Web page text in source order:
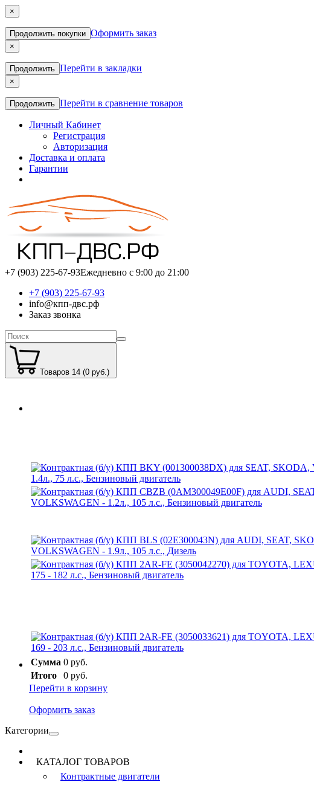
×
Продолжить покупки Оформить заказ
×
Продолжить Перейти в закладки
×
Продолжить Перейти в сравнение товаров
Личный Кабинет
Регистрация
Авторизация
Доставка и оплата
Гарантии
+7 (903) 225-67-93Ежедневно с 9:00 до 21:00
+7 (903) 225-67-93
info@кпп-двс.рф
Заказ звонка
Товаров 14 (0 руб.)
Сумма 0 руб.
Итого
0 руб.
Перейти в корзину
Оформить заказ
Категории
КАТАЛОГ ТОВАРОВ
Контрактные двигатели